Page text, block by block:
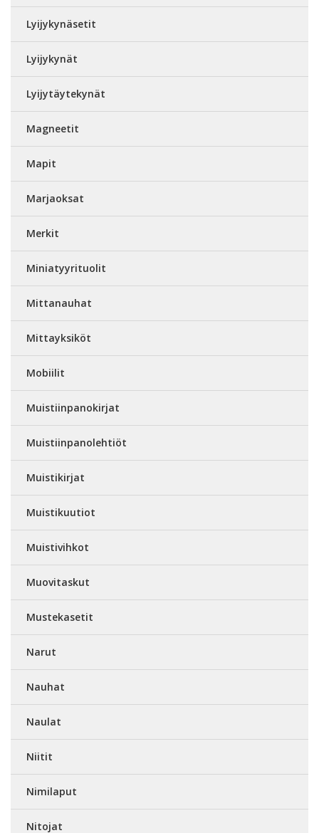
Lyijykynäsetit
Lyijykynät
Lyijytäytekynät
Magneetit
Mapit
Marjaoksat
Merkit
Miniatyyrituolit
Mittanauhat
Mittayksiköt
Mobiilit
Muistiinpanokirjat
Muistiinpanolehtiöt
Muistikirjat
Muistikuutiot
Muistivihkot
Muovitaskut
Mustekasetit
Narut
Nauhat
Naulat
Niitit
Nimilaput
Nitojat